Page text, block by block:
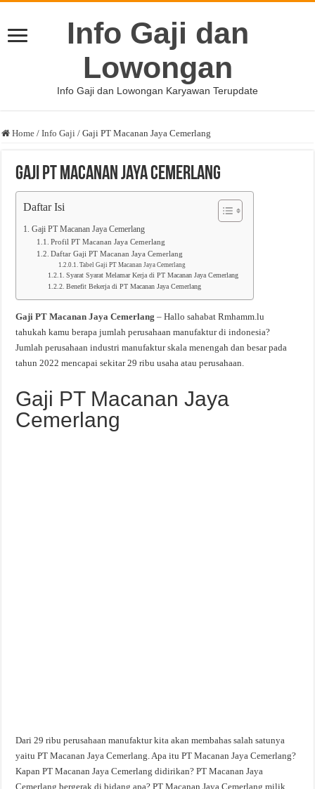
Info Gaji dan
Lowongan
Info Gaji dan Lowongan Karyawan Terupdate
Home / Info Gaji / Gaji PT Macanan Jaya Cemerlang
Gaji PT Macanan Jaya Cemerlang
Daftar Isi
Gaji PT Macanan Jaya Cemerlang
Profil PT Macanan Jaya Cemerlang
Daftar Gaji PT Macanan Jaya Cemerlang
Tabel Gaji PT Macanan Jaya Cemerlang
Syarat Syarat Melamar Kerja di PT Macanan Jaya Cemerlang
Benefit Bekerja di PT Macanan Jaya Cemerlang
Gaji PT Macanan Jaya Cemerlang – Hallo sahabat Rmhamm.lu
tahukah kamu berapa jumlah perusahaan manufaktur di indonesia?
Jumlah perusahaan industri manufaktur skala menengah dan besar pada
tahun 2022 mencapai sekitar 29 ribu usaha atau perusahaan.
Gaji PT Macanan Jaya
Cemerlang
Dari 29 ribu perusahaan manufaktur kita akan membahas salah satunya
yaitu PT Macanan Jaya Cemerlang. Apa itu PT Macanan Jaya Cemerlang?
Kapan PT Macanan Jaya Cemerlang didirikan? PT Macanan Jaya
Cemerlang bergerak di bidang apa? PT Macanan Jaya Cemerlang milik